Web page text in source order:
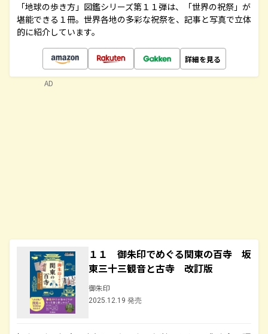
「地球の歩き方」図鑑シリーズ第１１弾は、「世界の祝祭」が
堪能できる１冊。世界各地の多彩な祝祭を、記事と写真で立体
的に紹介しています。
詳細を見る
１１ 御朱印でめぐる関東の百寺 坂
東三十三観音と古寺 改訂版
御朱印
2025.12.19 発売
AD